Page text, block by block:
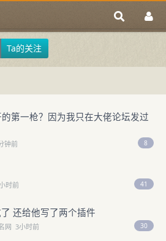
Ta的关注
第一枪？因为我只在大佬论坛发过
钟前 8
时前 41
还给他写了两个插件
网 3小时前 30